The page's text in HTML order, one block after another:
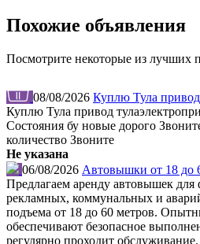
Похожие объявления
Посмотрите некоторые из лучших
08/08/2026 Куплю Тула привод
Куплю Тула привод
Состояния бу новые дорого
количество Звоните
Не указана
06/08/2026 Автовышки от 18 до
Предлагаем аренду автовышек
рекламных, коммунальных и
подъема от 18 до 60 метров.
обеспечивают безопасное
регулярно проходит